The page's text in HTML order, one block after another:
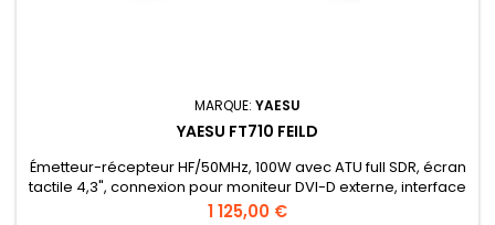
MARQUE: YAESU
YAESU FT710 FEILD
Émetteur-récepteur HF/50MHz, 100W avec ATU full SDR, écran
tactile 4,3", connexion pour moniteur DVI-D externe, interface
USB pour les modes numériques et CAT intégrés.
Prix
1 125,00 €